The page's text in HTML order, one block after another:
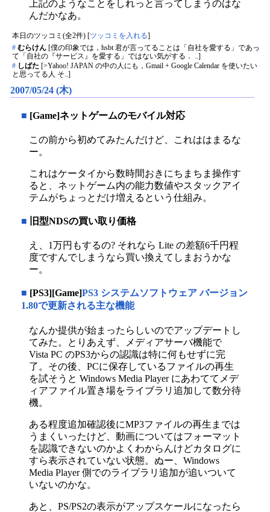
上記のようなことをしれっと言ってしまうのはな
んだかなあ。
本日のツッコミ(全2件) [ ツッコミを入れる
# むらけん [僕の印象では，hsbt 君が言ってることは「自社を愛する」であっ
て「自社の『サービス』を愛する」ではない気がする． ..]
# しばた
[>Yahoo! JAPAN の中の人にも，Gmail + Google Calendar を使いたい
と思ってる人 そ..]
2007/05/24 (木)
■ [Game]ネットゲームのモバイル対応
この前から初めてみたんだけど、これははまるな
ー。
これはケータイから数時間おきにちまちま操作す
ると、ネットゲーム内の能力数値やスタックアイ
テムがちょっとだけ増えるという仕組み。
■ 旧型NDSの買い取り価格
え、1万円もするの? それなら Lite の差額6千円程
度ですんでしまうなら買い換えてしまおうかな
ー。
■ [PS3][Game]PS3 システムソフトウェア バージョン
1.80で更新される主な機能
なんか提供が始まったらしいのでアップデートし
てみた。とりあえず、メディアサーバ機能で
Vista PC のPS3からの認識は特に何もせずに完
了。その後、PCに保存しているファイルの再生
を試そうと Windows Media Player にあわててメデ
ィアファイル置き場をライブラリ追加して数分待
機。
ある程度追加確認後にMP3ファイルの再生までは
うまくいったけど、動画についてはフォーマット
を認識できないのかよくわからんけどカタログに
すら表示されていない状態。ぬー、Windows
Media Player 側でのライブラリ追加が追いついて
いないのかな。
あと、PS/PS2の表示がアップスケールになったら